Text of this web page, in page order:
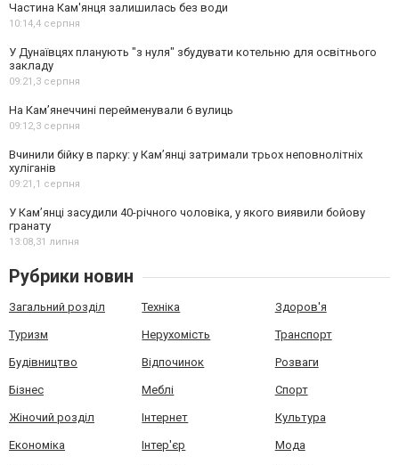
Частина Кам'янця залишилась без води
10:14,4 серпня
У Дунаївцях планують "з нуля" збудувати котельню для освітнього
закладу
09:21,3 серпня
На Камʼянеччині перейменували 6 вулиць
09:12,3 серпня
Вчинили бійку в парку: у Кам’янці затримали трьох неповнолітніх
хуліганів
09:21,1 серпня
У Камʼянці засудили 40-річного чоловіка, у якого виявили бойову
гранату
13:08,31 липня
Рубрики новин
Загальний розділ Техніка Здоров'я
Туризм Нерухомість Транспорт
Будівництво Відпочинок Розваги
Бізнес Меблі Спорт
Жіночий розділ Інтернет Культура
Економіка Інтер'єр Мода